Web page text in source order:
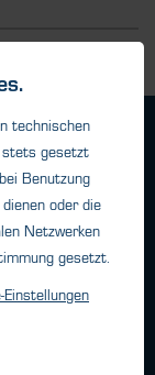
technischen
stets gesetzt
Benutzung
oder die
Netzwerken
gesetzt.
Einstellungen